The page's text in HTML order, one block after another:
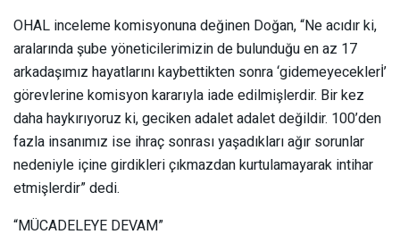
OHAL inceleme komisyonuna değinen Doğan, “Ne acıdır ki,
aralarında şube yöneticilerimizin de bulunduğu en az 17
arkadaşımız hayatlarını kaybettikten sonra ‘gidemeyeceklerİ’
görevlerine komisyon kararıyla iade edilmişlerdir. Bir kez
daha haykırıyoruz ki, geciken adalet adalet değildir. 100’den
fazla insanımız ise ihraç sonrası yaşadıkları ağır sorunlar
nedeniyle içine girdikleri çıkmazdan kurtulamayarak intihar
etmişlerdir” dedi.
“MÜCADELEYE DEVAM”